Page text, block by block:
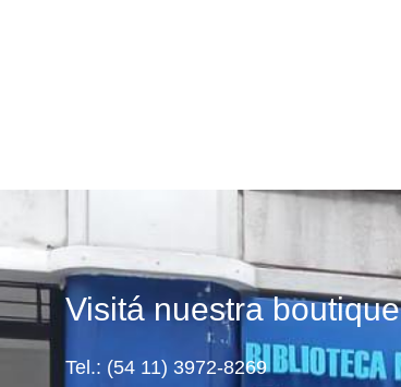
Visitá nuestra boutique
Tel.: (54 11) 3972-8269